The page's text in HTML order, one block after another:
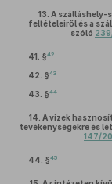
13. A szálláshely-
feltételeiről és a
szóló
41. §42
42. §43
43. §44
14. A vizek
tevékenységekre és
147/
44. §45